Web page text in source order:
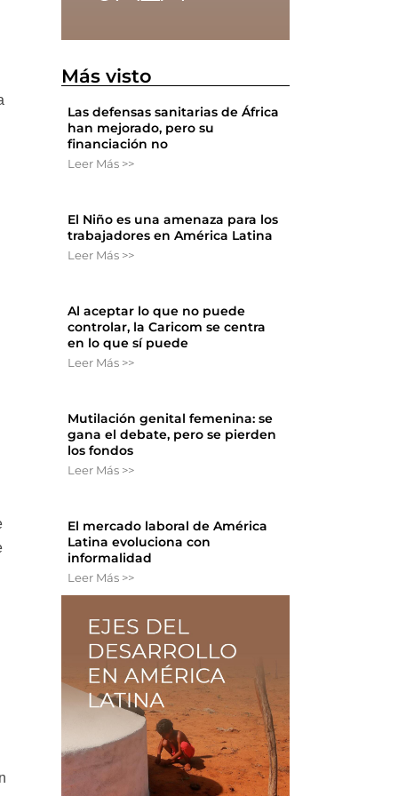
Más visto
Las defensas sanitarias de África
han mejorado, pero su
financiación no
Leer Más >>
El Niño es una amenaza para los
trabajadores en América Latina
Leer Más >>
Al aceptar lo que no puede
controlar, la Caricom se centra
en lo que sí puede
Leer Más >>
Mutilación genital femenina: se
gana el debate, pero se pierden
los fondos
Leer Más >>
El mercado laboral de América
Latina evoluciona con
informalidad
Leer Más >>